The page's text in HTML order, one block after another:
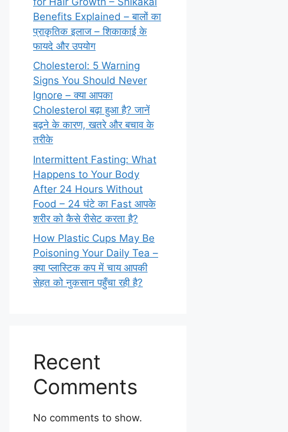
Benefits Explained – बालों का
प्राकृतिक इलाज – शिकाकाई के
फायदे और उपयोग
Cholesterol: 5 Warning
Signs You Should Never
Ignore – क्या आपका
Cholesterol बढ़ा हुआ है? जानें
बढ़ने के कारण, खतरे और बचाव के
तरीके
Intermittent Fasting: What
Happens to Your Body
After 24 Hours Without
Food – 24 घंटे का Fast आपके
शरीर को कैसे रीसेट करता है?
How Plastic Cups May Be
Poisoning Your Daily Tea –
क्या प्लास्टिक कप में चाय आपकी
सेहत को नुकसान पहुँचा रही है?
Recent
Comments
No comments to show.